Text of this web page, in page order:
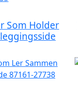
Som Holder